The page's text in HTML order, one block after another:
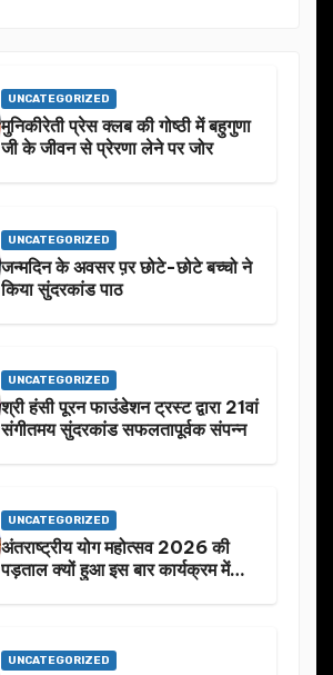
UNCATEGORIZED
मुनिकीरेती प्रेस क्लब की गोष्ठी में बहुगुणा
जी के जीवन से प्रेरणा लेने पर जोर
UNCATEGORIZED
जन्मदिन के अवसर प़र छोटे-छोटे बच्चो ने
किया सुंदरकांड पाठ
UNCATEGORIZED
श्री हंसी पूरन फाउंडेशन ट्रस्ट द्वारा 21वां
संगीतमय सुंदरकांड सफलतापूर्वक संपन्न
UNCATEGORIZED
अंतराष्ट्रीय योग महोत्सव 2026 की
पड़ताल क्यों हुआ इस बार कार्यक्रम में
UNCATEGORIZED